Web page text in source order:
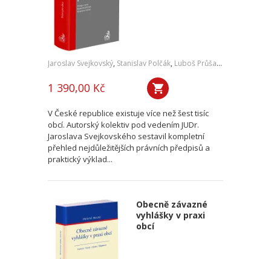
Jaroslav Svejkovský, Stanislav Polčák, Luboš Průša,a kol.
1 390,00 Kč
V České republice existuje více než šest tisíc
obcí. Autorský kolektiv pod vedením JUDr.
Jaroslava Svejkovského sestavil kompletní
přehled nejdůležitějších právních předpisů a
praktický výklad...
Obecně závazné
vyhlášky v praxi
obcí